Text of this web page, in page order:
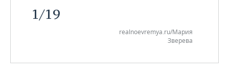
1/19
realnoevremya.ru/Мария
Зверева